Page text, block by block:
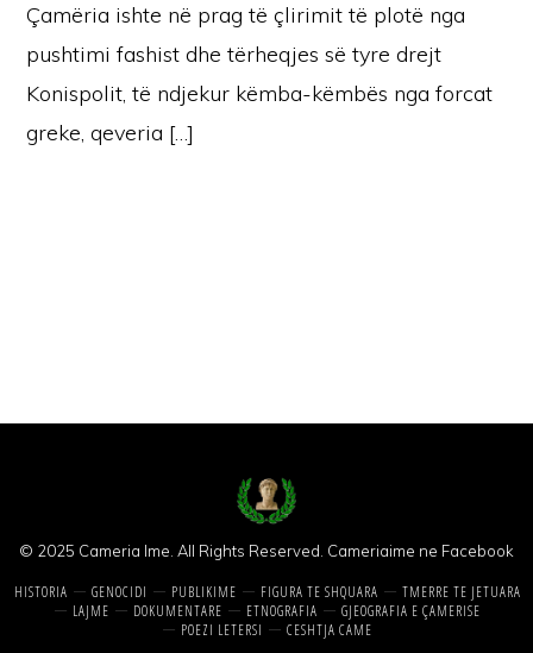
Çamëria ishte në prag të çlirimit të plotë nga
pushtimi fashist dhe tërheqjes së tyre drejt
Konispolit, të ndjekur këmba-këmbës nga forcat
greke, qeveria […]
© 2025 Cameria Ime. All Rights Reserved. Cameriaime ne Facebook
HISTORIA GENOCIDI PUBLIKIME FIGURA TE SHQUARA
TMERRE TE JETUARA
LAJME
DOKUMENTARE ETNOGRAFIA
GJEOGRAFIA E ÇAMERISE
POEZI LETERSI
CESHTJA CAME